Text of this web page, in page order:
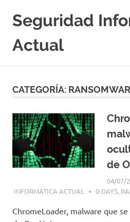
contenido
Seguridad
Actual
Seguridad
y
Hacking
Etico
Ciberseguridad
|
|
CATEGORÍA:
de
04/07/
INFORMÁTICA ACTUAL
0-DAYS,
ChromeLoader, malware que